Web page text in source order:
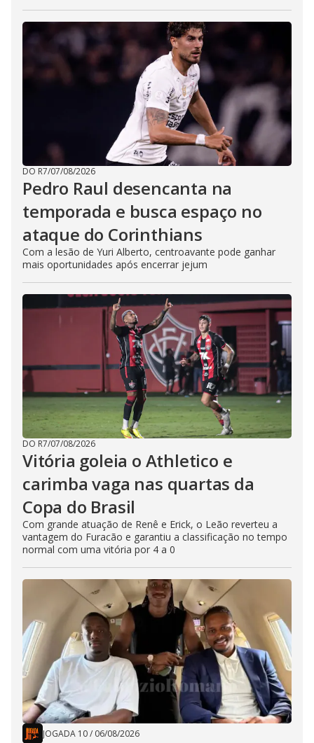
DO R7/07/08/2026
Pedro Raul desencanta na
temporada e busca espaço no
ataque do Corinthians
Com a lesão de Yuri Alberto, centroavante pode ganhar
mais oportunidades após encerrar jejum
DO R7/07/08/2026
Vitória goleia o Athletico e
carimba vaga nas quartas da
Copa do Brasil
Com grande atuação de Renê e Erick, o Leão reverteu a
vantagem do Furacão e garantiu a classificação no tempo
normal com uma vitória por 4 a 0
JOGADA 10/ 06/08/2026